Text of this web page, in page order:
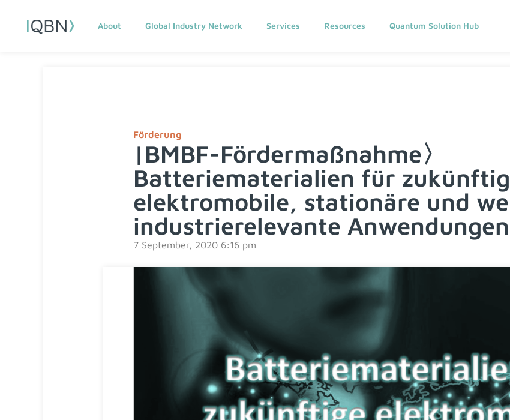
About Global Industry Network Services Resources Quantum Solution Hub
Förderung
|BMBF-Fördermaßnahme〉
Batteriematerialien für
elektromobile, stationäre und
industrierelevante Anwendungen
7 September, 2020 6:16 pm